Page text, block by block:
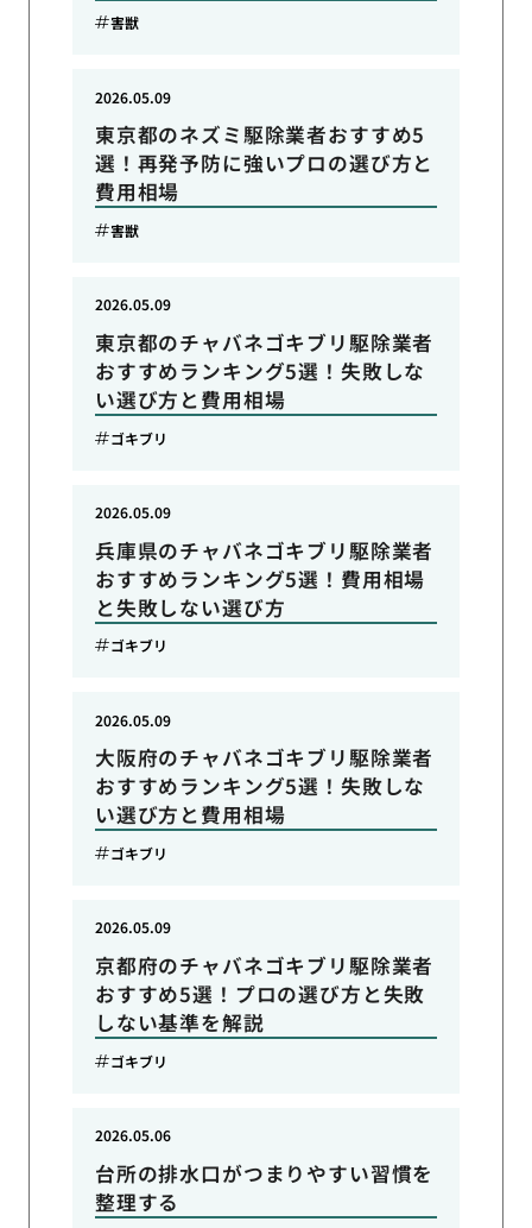
害獣
東京都のネズミ駆除業者おすすめ5
選！再発予防に強いプロの選び方と
費用相場
2026.05.09
害獣
東京都のチャバネゴキブリ駆除業者
おすすめランキング5選！失敗しな
い選び方と費用相場
2026.05.09
ゴキブリ
兵庫県のチャバネゴキブリ駆除業者
おすすめランキング5選！費用相場
と失敗しない選び方
2026.05.09
ゴキブリ
大阪府のチャバネゴキブリ駆除業者
おすすめランキング5選！失敗しな
い選び方と費用相場
2026.05.09
ゴキブリ
京都府のチャバネゴキブリ駆除業者
おすすめ5選！プロの選び方と失敗
しない基準を解説
2026.05.09
ゴキブリ
台所の排水口がつまりやすい習慣を
整理する
2026.05.06